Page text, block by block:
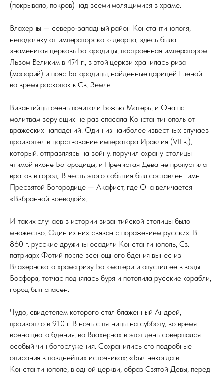
(покрывало, покров) над всеми молящимися в храме.
Влахерны — северо-западный район Константинополя,
неподалеку от императорского дворца, здесь была
знаменитая церковь Богородицы, построенная императором
Львом Великим в 474 г., в этой церкви хранилась риза
(мафорий) и пояс Богородицы, найденные царицей Еленой
во время раскопок в Св. Земле.
Византийцы очень почитали Божью Матерь, и Она по
молитвам верующих не раз спасала Константинополь от
вражеских нападений. Один из наиболее известных случаев
произошел в царствование императора Ираклия (VII в.),
который, отправляясь на войну, поручил охрану столицы
чтимой иконе Богородицы, и Пречистая Дева не пропустила
врагов в город. В честь этого события был составлен гимн
Пресвятой Богородице — Акафист, где Она величается
«Взбранной воеводой».
И таких случаев в истории византийской столицы было
множество. Один из них связан с поражением русских. В
860 г. русские дружины осадили Константинополь, Св.
патриарх Фотий после всенощного бдения вынес из
Влахернского храма ризу Богоматери и опустил ее в воды
Босфора, тотчас поднялась буря и потопила русские корабли,
город был спасен.
Чудо, свидетелем которого стал блаженный Андрей,
произошло в 910 г. В ночь с пятницы на субботу, во время
всенощного бдения, во Влахернах в этот день совершался
особый чин богослужения. Сохранились его подробные
описания в позднейших источниках: «Был некогда в
Константинополе, в одной церкви, образ Святой Девы, перед